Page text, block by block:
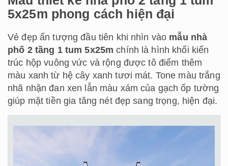
5x25m phong cách hiện đại
Vẻ đẹp ấn tượng đầu tiên khi nhìn vào mẫu nhà
phố 2 tầng 1 tum 5x25m chính là hình khối kiến
trúc hộp vuông vức và rộng được tô điểm thêm
màu xanh từ hệ cây xanh tươi mát. Tone màu trắng
nhã nhặn đan xen lẫn màu xám của gạch ốp tường
giúp mặt tiền gia tăng nét đẹp sang trọng, hiện đại.